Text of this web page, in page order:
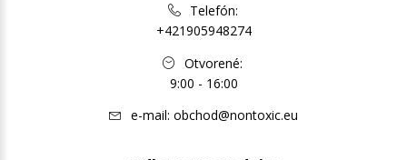
Telefón:
+421905948274
Otvorené:
9:00 - 16:00
e-mail: obchod@nontoxic.eu